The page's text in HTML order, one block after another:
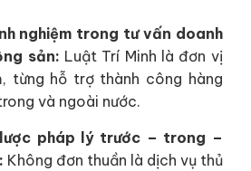
nghiệm trong tư vấn doanh
sản: Luật Trí Minh là đơn vị
từng hỗ trợ thành công hàng
và ngoài nước.
pháp lý trước – trong –
Không đơn thuần là dịch vụ thủ